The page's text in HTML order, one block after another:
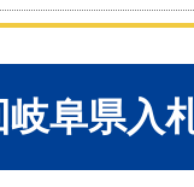
阜県入